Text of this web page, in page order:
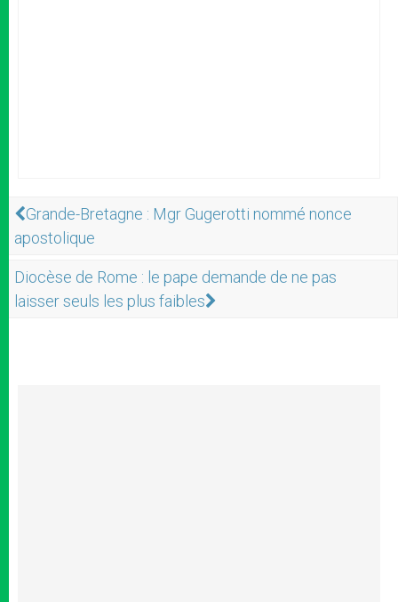
Grande-Bretagne : Mgr Gugerotti nommé nonce
apostolique
Diocèse de Rome : le pape demande de ne pas
laisser seuls les plus faibles